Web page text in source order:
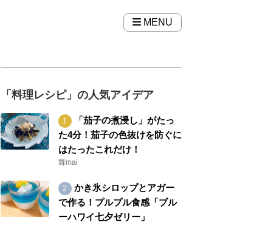
MENU
「料理レシピ」の人気アイデア
「茄子の煮浸し」がたっ
た4分！茄子の色抜けを防ぐに
はたったこれだけ！
舞mai
かき氷シロップとアガー
で作る！プルプル食感「ブル
ーハワイ七夕ゼリー」